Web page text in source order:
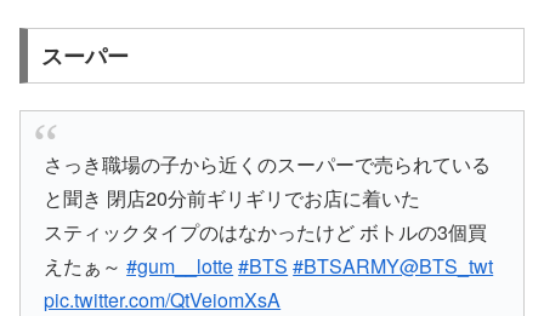
スーパー
さっき職場の子から近くのスーパーで売られている
と聞き 閉店20分前ギリギリでお店に着いた
スティックタイプのはなかったけど ボトルの3個買
えたぁ～#gum__lotte#BTS #BTSARMY@BTS_twt
pic.twitter.com/QtVeiomXsA